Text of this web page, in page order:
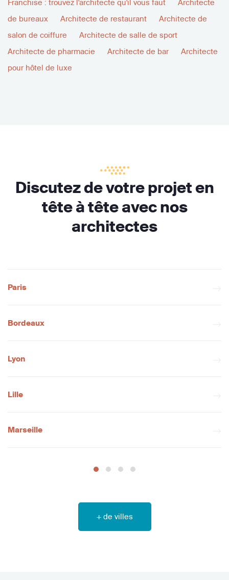
Franchise : trouvez l'architecte qu'il vous faut
Architecte
de bureaux
Architecte de restaurant
Architecte de
salon de coiffure
Architecte de salle de sport
Architecte de pharmacie
Architecte de bar
Architecte
pour hôtel de luxe
Discutez de votre projet en
tête à tête avec nos
architectes
Paris
Bordeaux
Lyon
Lille
Marseille
+ de villes